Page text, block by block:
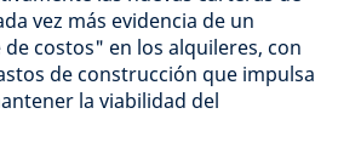
vez más evidencia de un
costos" en los alquileres, con
de construcción que impulsa
la viabilidad del